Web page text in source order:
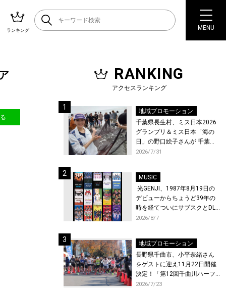
ランキング MENU
RANKING
アクセスランキング
地域プロモーション
千葉県長生村、ミス日本2026
グランプリ＆ミス日本「海の
日」の野口絵子さんが 千葉県
唯一の村・長生村で地引網を
2026/7/31
MUSIC
光GENJI、1987年8月19日の
デビューからちょうど39年の
時を経てついにサブスクとDL
配信が解禁！
2026/8/7
地域プロモーション
長野県千曲市、小平奈緒さん
をゲストに迎え11月22日開催
決定！「第12回千曲川ハーフ
マラソン」エントリー受付開
2026/7/23